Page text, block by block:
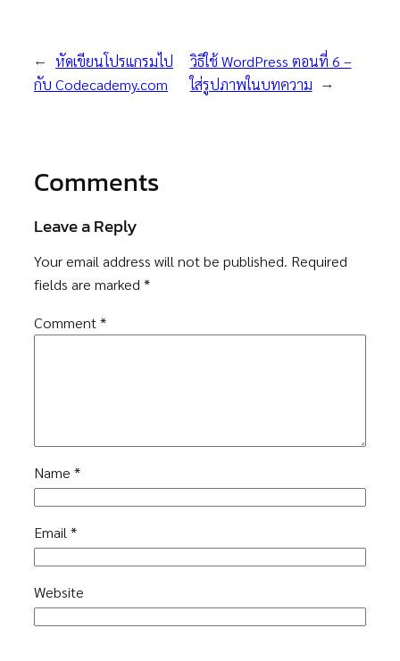
← หัดเขียนโปรแกรมไป
กับ Codecademy.com
วิธีใช้ WordPress ตอนที่ 6 –
ใส่รูปภาพในบทความ →
Comments
Leave a Reply
Your email address will not be published. Required
fields are marked *
Comment*
Name *
Email *
Website